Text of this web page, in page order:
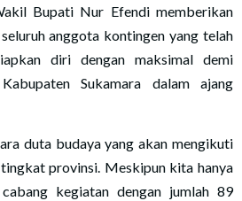
Bupati Nur Efendi memberikan
anggota kontingen yang telah
diri dengan maksimal demi
Sukamara dalam ajang
duta budaya yang akan mengikuti
provinsi. Meskipun kita hanya
kegiatan dengan jumlah 89